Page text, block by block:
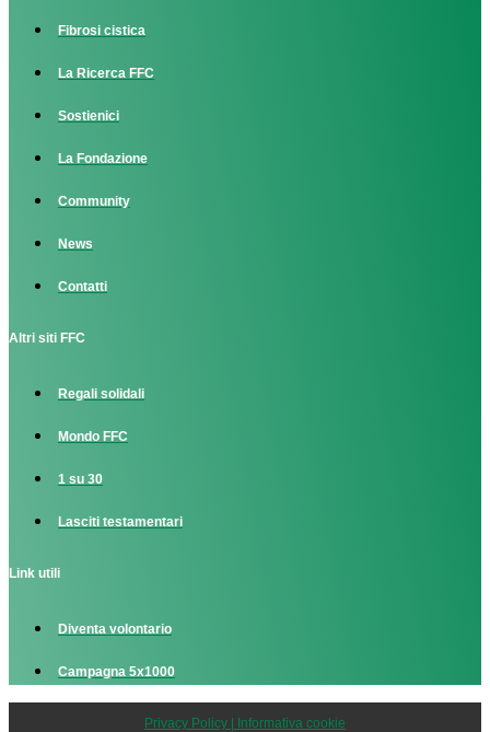
Fibrosi cistica
La Ricerca FFC
Sostienici
La Fondazione
Community
News
Contatti
Altri siti FFC
Regali solidali
Mondo FFC
1 su 30
Lasciti testamentari
Link utili
Diventa volontario
Campagna 5x1000
Privacy Policy | Informativa cookie